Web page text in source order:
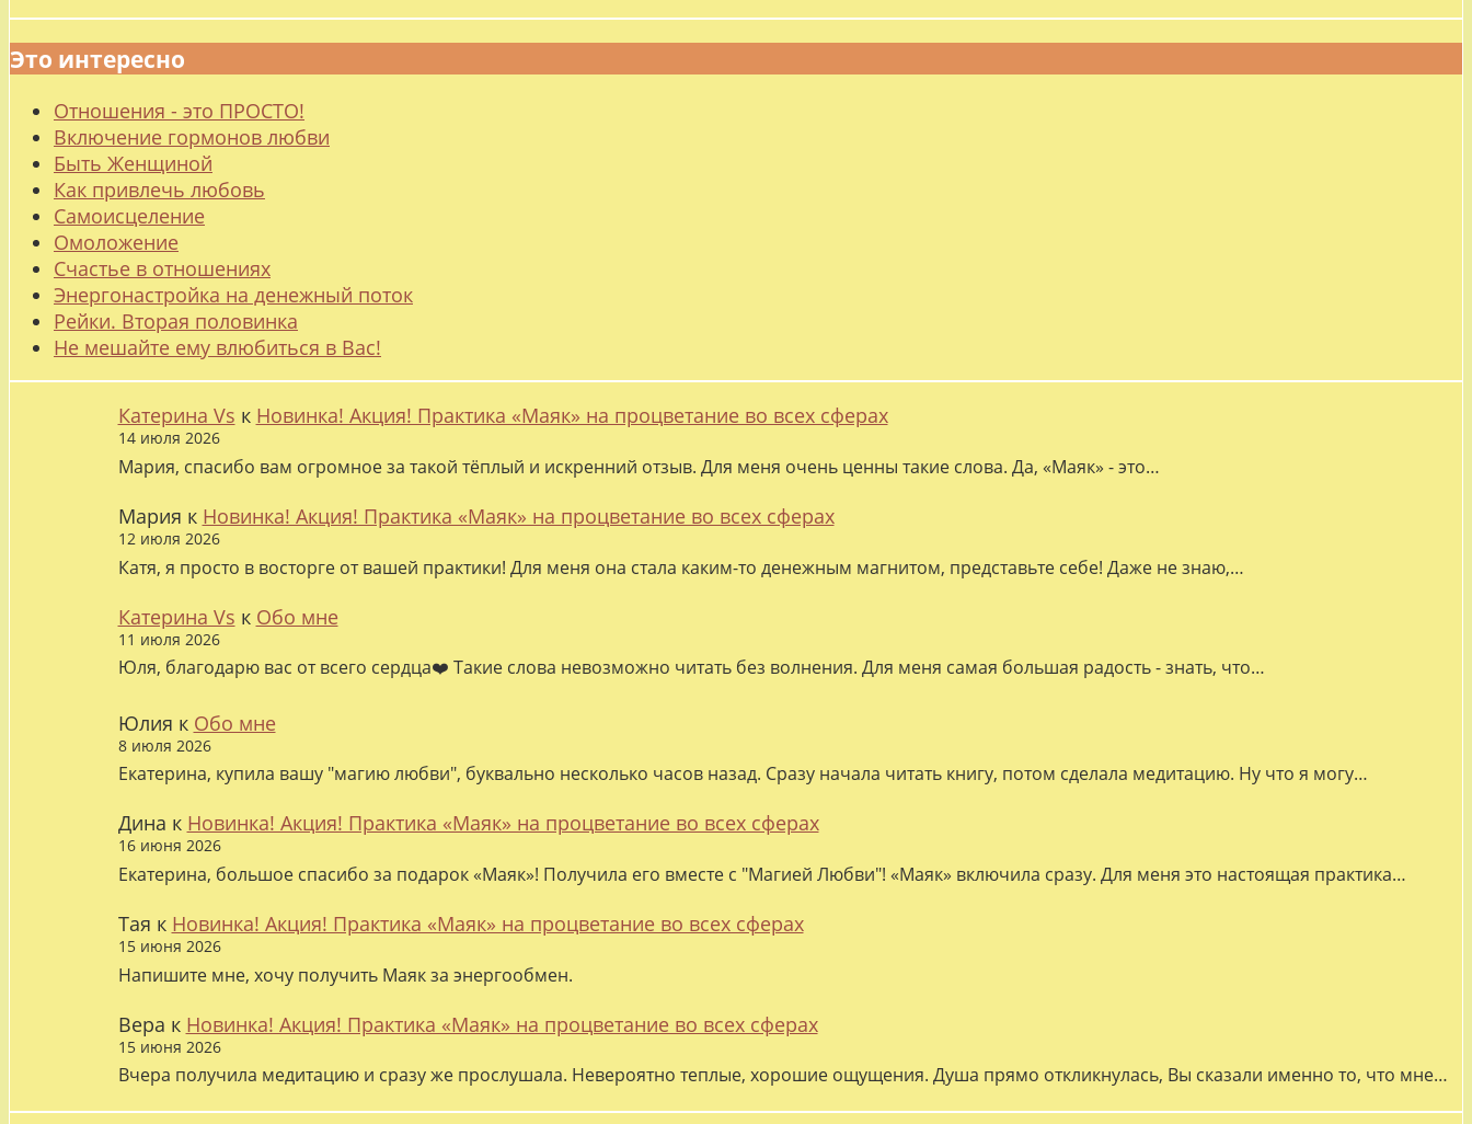
Это интересно
Отношения - это ПРОСТО!
Включение гормонов любви
Быть Женщиной
Как привлечь любовь
Самоисцеление
Омоложение
Счастье в отношениях
Энергонастройка на денежный поток
Рейки. Вторая половинка
Не мешайте ему влюбиться в Вас!
Катерина Vs к Новинка! Акция! Практика «Маяк» на процветание во всех сферах
14 июля 2026
Мария, спасибо вам огромное за такой тёплый и искренний отзыв. Для меня очень ценны такие слова. Да, «Маяк» - это…
Мария к Новинка! Акция! Практика «Маяк» на процветание во всех сферах
12 июля 2026
Катя, я просто в восторге от вашей практики! Для меня она стала каким-то денежным магнитом, представьте себе! Даже не знаю,…
Катерина Vs к Обо мне
11 июля 2026
Юля, благодарю вас от всего сердца❤️ Такие слова невозможно читать без волнения. Для меня самая большая радость - знать, что…
Юлия к Обо мне
8 июля 2026
Екатерина, купила вашу "магию любви", буквально несколько часов назад. Сразу начала читать книгу, потом сделала медитацию. Ну что я могу…
Дина к Новинка! Акция! Практика «Маяк» на процветание во всех сферах
16 июня 2026
Екатерина, большое спасибо за подарок «Маяк»! Получила его вместе с "Магией Любви"! «Маяк» включила сразу. Для меня это настоящая практика…
Тая к Новинка! Акция! Практика «Маяк» на процветание во всех сферах
15 июня 2026
Напишите мне, хочу получить Маяк за энергообмен.
Вера к Новинка! Акция! Практика «Маяк» на процветание во всех сферах
15 июня 2026
Вчера получила медитацию и сразу же прослушала. Невероятно теплые, хорошие ощущения. Душа прямо откликнулась, Вы сказали именно то, что мне…